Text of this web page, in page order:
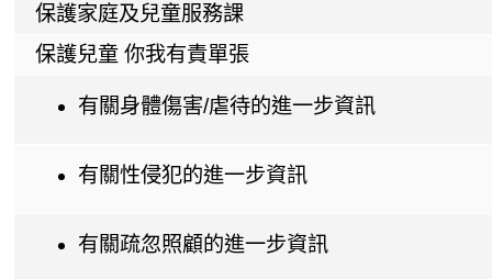
保護家庭及兒童服務課
保護兒童 你我有責單張
有關身體傷害/虐待的進一步資訊
有關性侵犯的進一步資訊
有關疏忽照顧的進一步資訊